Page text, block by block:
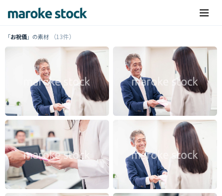
「お祝儀」の素材 （13件）